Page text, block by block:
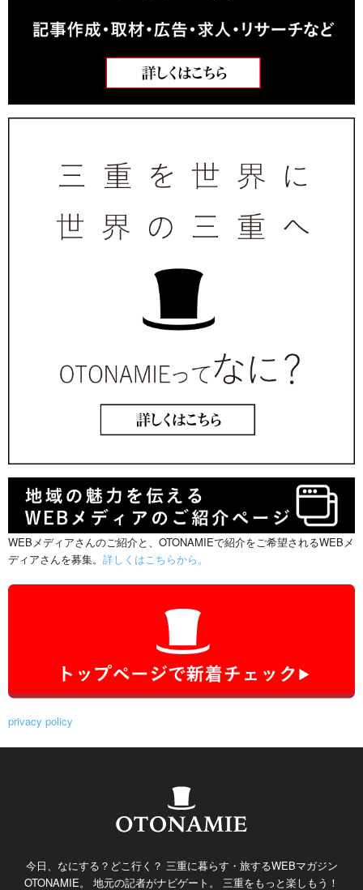
WEBメディアさんのご紹介と、OTONAMIEで紹介をご希望されるWEBメ
ディアさんを募集。 詳しくはこちらから。
privacy policy
今日、なにする？どこ行く？ 三重に暮らす・旅するWEBマガジン
OTONAMIE。 地元の記者がナビゲート。 三重をもっと楽しもう！